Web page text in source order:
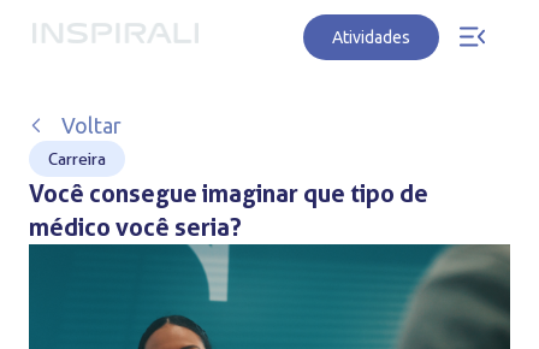
Atividades
Voltar
Carreira
Você consegue imaginar que tipo de
médico você seria?